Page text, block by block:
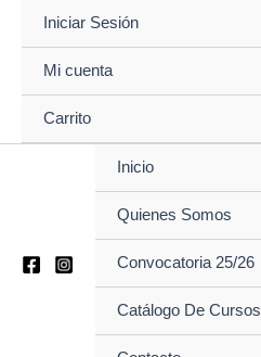
contenido
Iniciar Sesión
Mi cuenta
Carrito
Inicio
Quienes Somos
Convocatoria 25/26
Catálogo De Cursos